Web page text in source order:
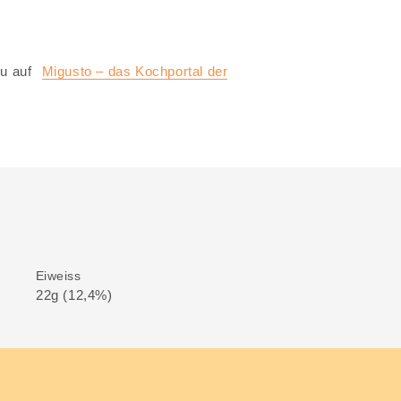
auf
Migusto – das Kochportal der
Eiweiss
22g (12,4%)